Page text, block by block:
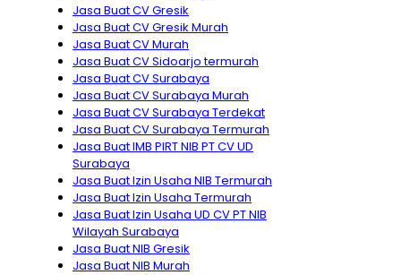
Jasa Buat CV Gresik
Jasa Buat CV Gresik Murah
Jasa Buat CV Murah
Jasa Buat CV Sidoarjo termurah
Jasa Buat CV Surabaya
Jasa Buat CV Surabaya Murah
Jasa Buat CV Surabaya Terdekat
Jasa Buat CV Surabaya Termurah
Jasa Buat IMB PIRT NIB PT CV UD
Surabaya
Jasa Buat Izin Usaha NIB Termurah
Jasa Buat Izin Usaha Termurah
Jasa Buat Izin Usaha UD CV PT NIB
Wilayah Surabaya
Jasa Buat NIB Gresik
Jasa Buat NIB Murah